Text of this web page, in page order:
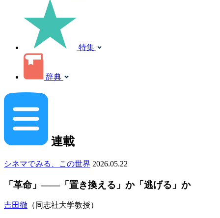
特集
辞典
連載
シネマでみる、この世界 2026.05.22
「革命」――「置き換える」か「逃げる」か
吉田徹 （同志社大学教授）